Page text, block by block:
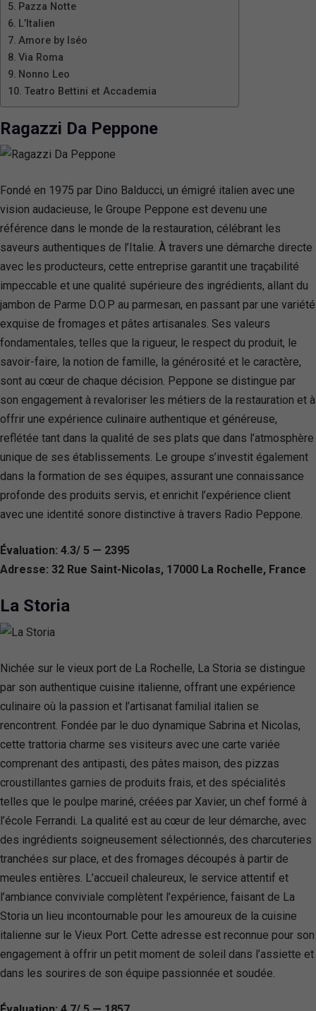
Pazza Notte
L’Italien
Amore by Iséo
Via Roma
Nonno Leo
Teatro Bettini et Accademia
Ragazzi Da Peppone
Fondé en 1975 par Dino Balducci, un émigré italien avec une
vision audacieuse, le Groupe Peppone est devenu une
référence dans le monde de la restauration, célébrant les
saveurs authentiques de l’Italie. À travers une démarche directe
avec les producteurs, cette entreprise garantit une traçabilité
impeccable et une qualité supérieure des ingrédients, allant du
jambon de Parme D.O.P au parmesan, en passant par une variété
exquise de fromages et pâtes artisanales. Ses valeurs
fondamentales, telles que la rigueur, le respect du produit, le
savoir-faire, la notion de famille, la générosité et le caractère,
sont au cœur de chaque décision. Peppone se distingue par
son engagement à revaloriser les métiers de la restauration et à
offrir une expérience culinaire authentique et généreuse,
reflétée tant dans la qualité de ses plats que dans l’atmosphère
unique de ses établissements. Le groupe s’investit également
dans la formation de ses équipes, assurant une connaissance
profonde des produits servis, et enrichit l’expérience client
avec une identité sonore distinctive à travers Radio Peppone.
Évaluation: 4.3/ 5 — 2395
Adresse: 32 Rue Saint-Nicolas, 17000 La Rochelle, France
La Storia
Nichée sur le vieux port de La Rochelle, La Storia se distingue
par son authentique cuisine italienne, offrant une expérience
culinaire où la passion et l’artisanat familial italien se
rencontrent. Fondée par le duo dynamique Sabrina et Nicolas,
cette trattoria charme ses visiteurs avec une carte variée
comprenant des antipasti, des pâtes maison, des pizzas
croustillantes garnies de produits frais, et des spécialités
telles que le poulpe mariné, créées par Xavier, un chef formé à
l’école Ferrandi. La qualité est au cœur de leur démarche, avec
des ingrédients soigneusement sélectionnés, des charcuteries
tranchées sur place, et des fromages découpés à partir de
meules entières. L’accueil chaleureux, le service attentif et
l’ambiance conviviale complètent l’expérience, faisant de La
Storia un lieu incontournable pour les amoureux de la cuisine
italienne sur le Vieux Port. Cette adresse est reconnue pour son
engagement à offrir un petit moment de soleil dans l’assiette et
dans les sourires de son équipe passionnée et soudée.